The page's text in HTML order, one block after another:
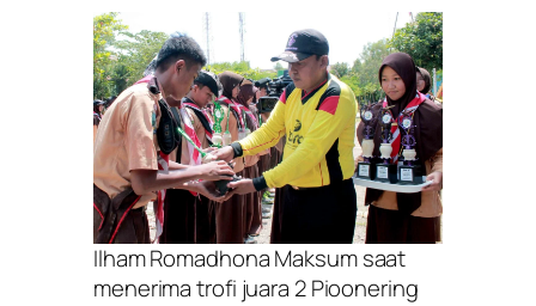
Ilham Romadhona Maksum saat
menerima trofi juara 2 Pioonering